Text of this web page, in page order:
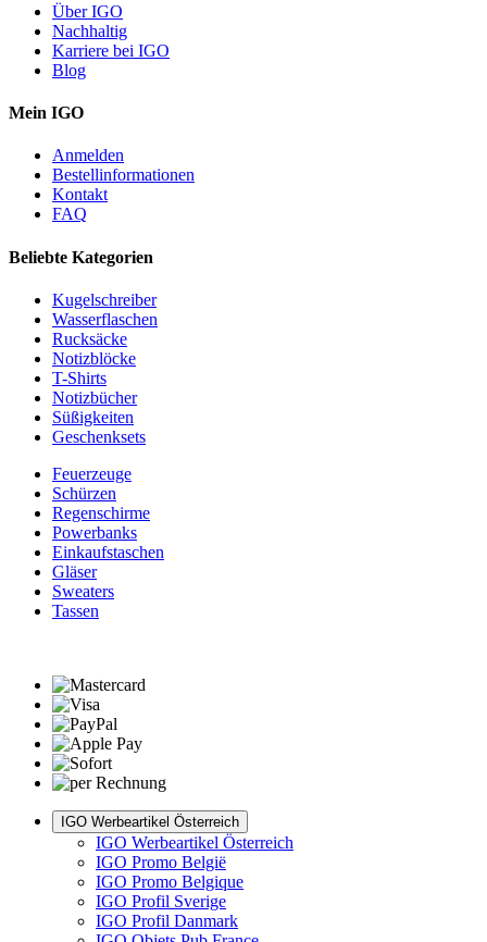
Über IGO
Nachhaltig
Karriere bei IGO
Blog
Mein IGO
Anmelden
Bestellinformationen
Kontakt
FAQ
Beliebte Kategorien
Kugelschreiber
Wasserflaschen
Rucksäcke
Notizblöcke
T-Shirts
Notizbücher
Süßigkeiten
Geschenksets
Feuerzeuge
Schürzen
Regenschirme
Powerbanks
Einkaufstaschen
Gläser
Sweaters
Tassen
IGO Werbeartikel Österreich
IGO Werbeartikel Österreich
IGO Promo België
IGO Promo Belgique
IGO Profil Sverige
IGO Profil Danmark